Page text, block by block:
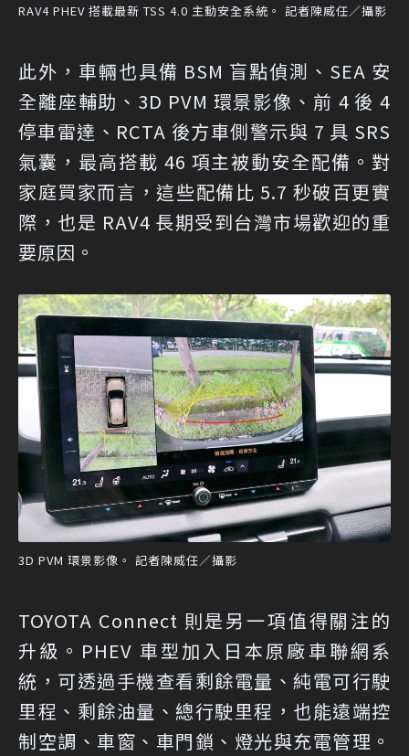
RAV4 PHEV 搭載最新 TSS 4.0 主動安全系統。 記者陳威任／攝影
此外，車輛也具備 BSM 盲點偵測、SEA 安
全離座輔助、3D PVM 環景影像、前 4 後 4
停車雷達、RCTA 後方車側警示與 7 具 SRS
氣囊，最高搭載 46 項主被動安全配備。對
家庭買家而言，這些配備比 5.7 秒破百更實
際，也是 RAV4 長期受到台灣市場歡迎的重
要原因。
3D PVM 環景影像。 記者陳威任／攝影
TOYOTA Connect 則是另一項值得關注的
升級。PHEV 車型加入日本原廠車聯網系
統，可透過手機查看剩餘電量、純電可行駛
里程、剩餘油量、總行駛里程，也能遠端控
制空調、車窗、車門鎖、燈光與充電管理。